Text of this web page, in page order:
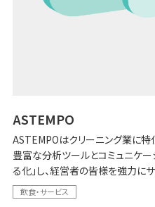
ASTEMPO
ASTEMPOはクリーニング業に特
豊富な分析ツールとコミュニケ
る化」し、経営者の皆様を強力にサ
飲食・サービス